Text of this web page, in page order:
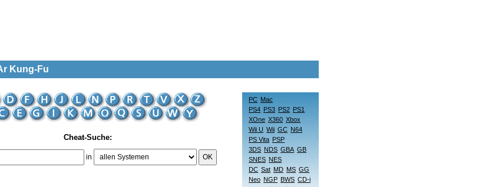
Kung-Fu
Cheat-Suche:
in OK
PC Mac
PS4 PS3 PS2 PS1
XOne X360 Xbox
Wii U Wii GC N64
PS Vita PSP
3DS NDS GBA GB
SNES NES
DC Sat MD MS GG
Neo NGP BWS CD-i